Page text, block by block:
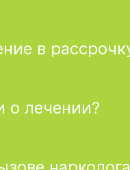
в
о лечении?